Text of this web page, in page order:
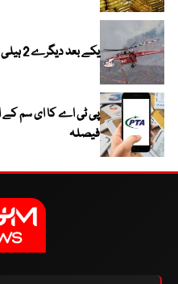
یکے بعد دیگرے 2 ہیلی کاپٹر گر کر تباہ؛ متعدد ہلاکتیں
پی ٹی اے کا ای سم کے
فیصلہ